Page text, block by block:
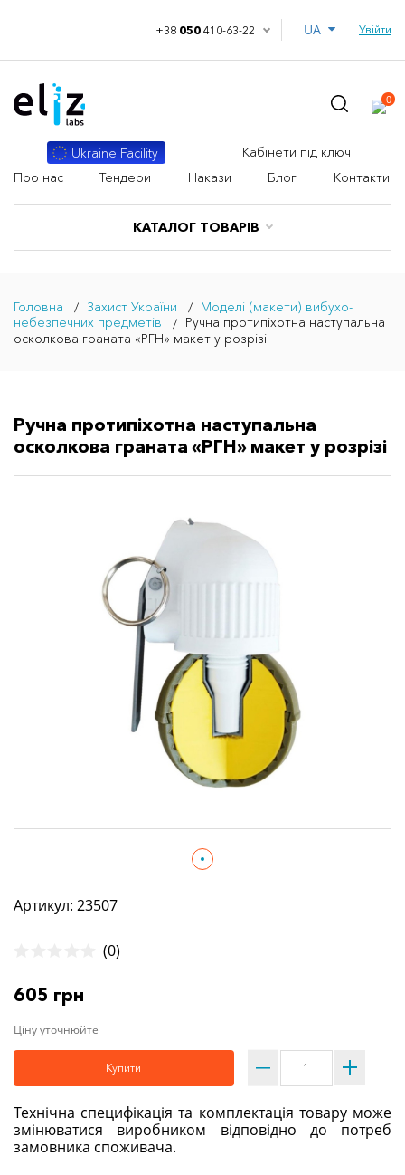
+38 050410-63-22 Увійти
КАТАЛОГ ТОВАРІВ
Ukraine Facility
Кабінети під ключ
Про нас
Тендери Накази Блог Контакти
0
Головна Захист України
Моделі (макети) вибухо-
небезпечних предметів
Ручна протипіхотна наступальна
осколкова граната «РГН» макет у розрізі
Ручна протипіхотна наступальна
осколкова граната «РГН» макет у розрізі
Артикул: 23507
(0)
605 грн
Ціну уточнюйте
Купити
Технічна специфікація та комплектація товару може
змінюватися виробником відповідно до потреб
замовника споживача.